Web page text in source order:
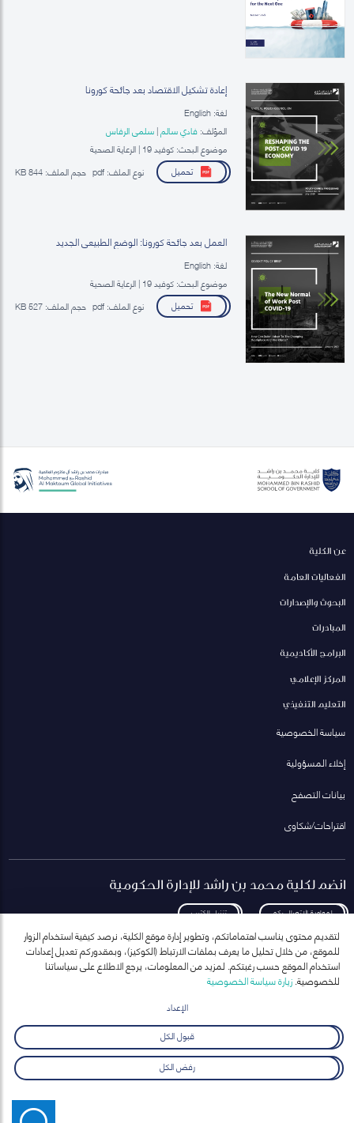
إعادة تشكيل الاقتصاد بعد جائحة كورونا
لغة: English
المؤلف: فادي سالم| سلمى الرفاس
موضوع البحث: كوفيد 19 | الرعاية الصحية
تحميل
نوع الملف: حجم الملف:
العمل بعد جائحة كورونا: الوضع الطبيعي الجديد
لغة: English
موضوع البحث: كوفيد 19 | الرعاية الصحية
تحميل
نوع الملف: حجم الملف:
عن الكلية
الفعاليات العامة
البحوث والإصدارات
المبادرات
البرامج الأكاديمية
المركز الإعلامي
التعليم التنفيذي
سياسة الخصوصية
إخلاء المسؤولية
بيانات التصفح
اقتراحات/شكاوى
انضم لكلية محمد بن راشد للإدارة الحكومية
لمعاودة الاتصال بكم تنزيل الكتيب
انضم إلى قائمة مراسلاتنا
ارسال
لتقديم محتوى يناسب اهتماماتكم، وتطوير إدارة موقع الكلية، نرصد كيفية استخدام الزوار
للموقع، من خلال تحليل ما يعرف بملفات الارتباط (الكوكيز)، وبمقدوركم تعديل إعدادات
استخدام الموقع حسب رغبتكم. لمزيد من المعلومات، يرجع الاطلاع على سياساتنا
للخصوصية.زيارة سياسة الخصوصية
الإعداد
قبول الكل
رفض الكل